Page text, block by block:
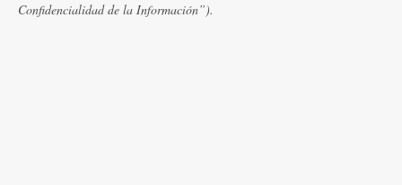
Confidencialidad de la Información”).